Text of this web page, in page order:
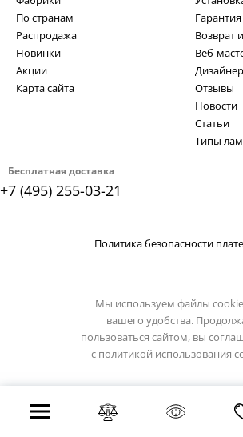
Бесплатная доставка
+7 (495) 255-03-21
По странам
Распродажа
Новинки
Акции
Карта сайта
Возврат
Веб-
Отзывы
Новости
Статьи
Типы
Политика безопасности
Мы используем файлы
вашего удобства.
пользоваться сайтом, вы
с политикой использования
Все права защищены 2026